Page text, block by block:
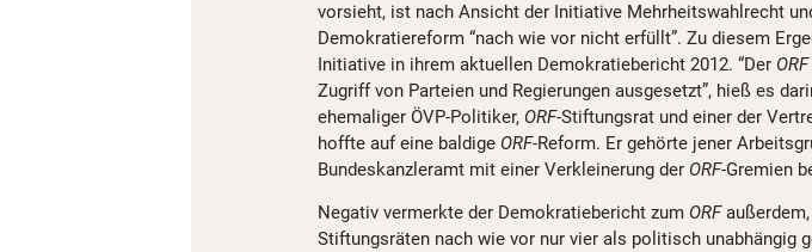
vorsieht, ist nach Ansicht der Initiative Mehrheitswahlrecht
Demokratiereform “nach wie vor nicht erfüllt”. Zu diesem
Initiative in ihrem aktuellen Demokratiebericht 2012. “Der ORF
Zugriff von Parteien und Regierungen ausgesetzt”, hieß es
ehemaliger ÖVP-Politiker, ORF-Stiftungsrat und einer der
hoffte auf eine baldige ORF-Reform. Er gehörte jener
Bundeskanzleramt mit einer Verkleinerung der ORF-Gremien
Negativ vermerkte der Demokratiebericht zum ORF
Stiftungsräten nach wie vor nur vier als politisch unabhängig